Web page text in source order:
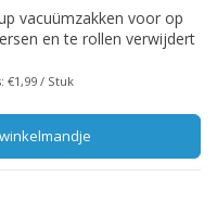
vacuümzakken voor op
en te rollen verwijdert
€1,99 / Stuk